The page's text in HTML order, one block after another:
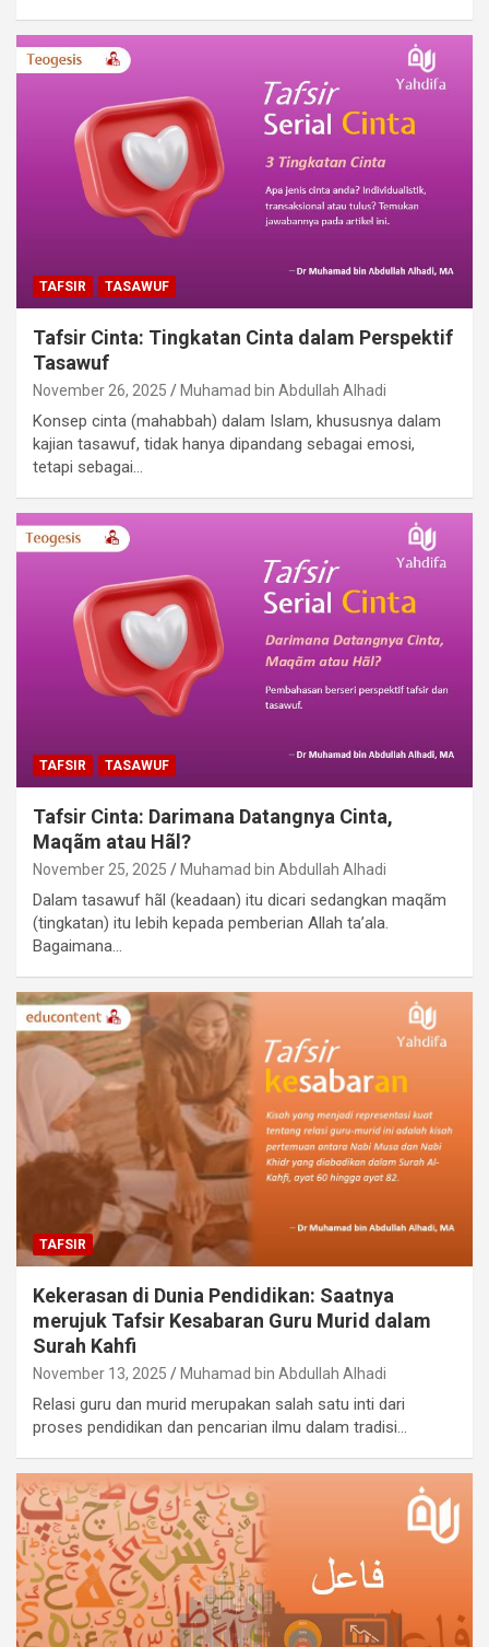
TAFSIR TASAWUF
Tafsir Cinta: Tingkatan Cinta dalam Perspektif
Tasawuf
November 26, 2025 Muhamad bin Abdullah Alhadi
Konsep cinta (mahabbah) dalam Islam, khususnya dalam
kajian tasawuf, tidak hanya dipandang sebagai emosi,
tetapi sebagai…
TAFSIR TASAWUF
Tafsir Cinta: Darimana Datangnya Cinta,
Maqãm atau Hãl?
November 25, 2025 Muhamad bin Abdullah Alhadi
Dalam tasawuf hãl (keadaan) itu dicari sedangkan maqãm
(tingkatan) itu lebih kepada pemberian Allah ta’ala.
Bagaimana…
TAFSIR
Kekerasan di Dunia Pendidikan: Saatnya
merujuk Tafsir Kesabaran Guru Murid dalam
Surah Kahfi
November 13, 2025 Muhamad bin Abdullah Alhadi
Relasi guru dan murid merupakan salah satu inti dari
proses pendidikan dan pencarian ilmu dalam tradisi…